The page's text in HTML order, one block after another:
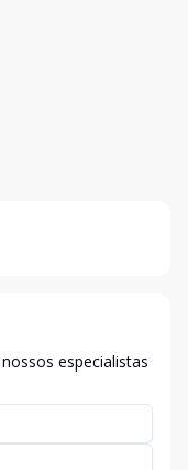
especialistas